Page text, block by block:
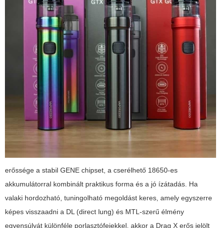
erőssége a stabil GENE chipset, a cserélhető 18650-es
akkumulátorral kombinált praktikus forma és a jó ízátadás. Ha
valaki hordozható, tuningolható megoldást keres, amely egyszerre
képes visszaadni a DL (direct lung) és MTL-szerű élmény
egyensúlyát különféle porlasztófejekkel, akkor a Drag X erős jelölt